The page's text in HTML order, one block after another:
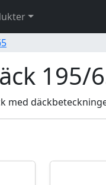
195/
med